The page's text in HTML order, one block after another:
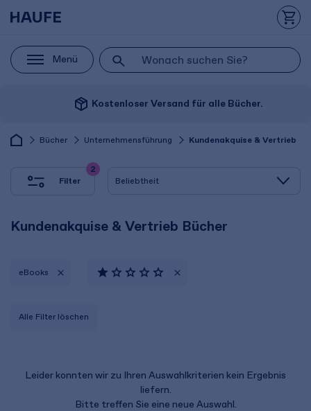
Menü
package_2 Kostenloser Versand für alle Bücher.
Bücher Unternehmensführung Kundenakquise & Vertrieb
Filter
2
Kundenakquise & Vertrieb Bücher
eBooks
Alle Filter löschen
Leider konnten wir zu Ihren Auswahlkriterien kein Ergebnis
liefern.
Bitte treffen Sie eine neue Auswahl.